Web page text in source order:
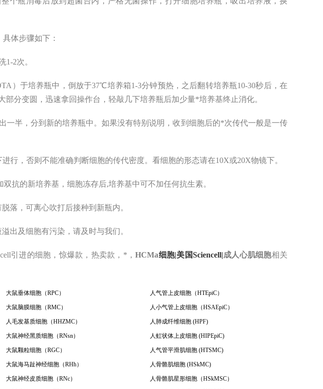
体步骤如下：
1-2次。
）于培养瓶中，倒放于37℃培养箱1-3分钟预热，之后翻转培养瓶10-30秒后，在
分变圆，迅速拿回操作台，轻敲几下培养瓶后加少量*培养基终止消化。
一半，分到新的培养瓶中。如果没有特别说明，收到细胞后的*次传代一般是一传
行，否则不能准确判断细胞的传代密度。看细胞的形态请在10X或20X物镜下。
抗的新培养基，细胞冻存后,培养基中可不加任何抗生素。
落，可离心吹打后接种到新瓶内。
出及细胞有污染，请及时与我们。
引进的细胞，惊爆款，热卖款，* ，HCMa细胞|美国Sciencell|成人心肌细胞相关
大鼠垂体细胞（RPC） 人气管上皮细胞（HTEpiC）
大鼠脑膜细胞（RMC） 人小气管上皮细胞（HSAEpiC）
人毛发基质细胞（HHZMC） 人肺成纤维细胞 (HPF)
大鼠神经黑质细胞（RNsn） 人虹状体上皮细胞 (HIPEpiC)
大鼠颗粒细胞（RGC） 人气管平滑肌细胞 (HTSMC)
大鼠海马趾神经细胞（RHh） 人骨骼肌细胞 (HSkMC)
大鼠神经皮质细胞（RNc） 人骨骼肌星形细胞（HSkMSC）